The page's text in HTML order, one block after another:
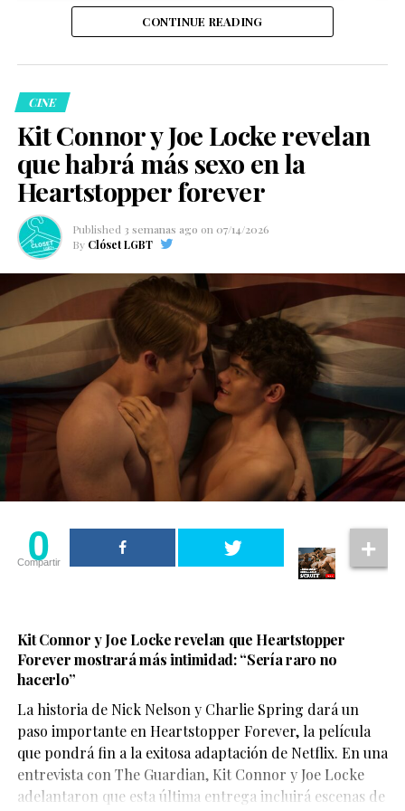
Aunque su participación no ocupa gran parte del
metraje, el actor logra dejar una fuerte impresión. Su
personaje,Sinon, juega un papel clave en la historia y
aporta una mirada profundamente humana sobre las
CONTINUE READING
CINE
Kit Connor y Joe Locke revelan
que habrá más sexo en la
Heartstopper forever
Published 3 semanas ago on 07/14/2026
By Clóset LGBT
0
Compartir
Kit Connor y Joe Locke revelan que Heartstopper
Forever mostrará más intimidad: “Sería raro no
hacerlo”
La historia de Nick Nelson y Charlie Spring dará un
paso importante en Heartstopper Forever, la película
que pondrá fin a la exitosa adaptación de Netflix. En una
entrevista con The Guardian, Kit Connor y Joe Locke
adelantaron que esta última entrega incluirá escenas de